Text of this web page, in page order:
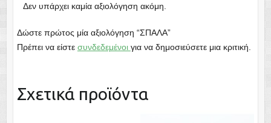
Δεν υπάρχει καμία αξιολόγηση ακόμη.
Δώστε πρώτος μία αξιολόγηση “ΣΠΑΛΑ”
Πρέπει να είστε συνδεδεμένοι για να δημοσιεύσετε μια κριτική.
Σχετικά προϊόντα